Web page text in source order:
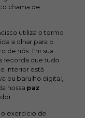
chama de
utiliza o termo
a olhar para o
de nós. Em sua
recorda que tudo
interior está
ou barulho digital,
nossa paz
o exercício de